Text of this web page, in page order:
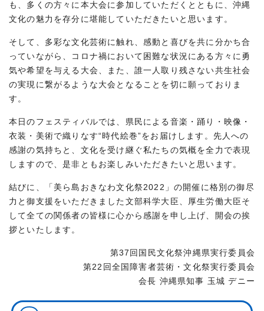
も、多くの方々に本大会に参加していただくとともに、沖縄
文化の魅力を存分に堪能していただきたいと思います。
そして、多彩な文化芸術に触れ、感動と喜びを共に分かち合
っていながら、コロナ禍において困難な状況にある方々に勇
気や希望を与える大会、また、誰一人取り残さない共生社会
の実現に繋がるような大会となることを切に願っておりま
す。
本日のフェスティバルでは、県民による音楽・踊り・映像・
衣装・美術で織りなす“時代絵巻”をお届けします。先人への
感謝の気持ちと、文化を受け継ぐ私たちの気概を全力で表現
しますので、是非ともお楽しみいただきたいと思います。
結びに、「美ら島おきなわ文化祭2022」の開催に格別の御尽
力と御支援をいただきました文部科学大臣、厚生労働大臣そ
して全ての関係者の皆様に心から感謝を申し上げ、開会の挨
拶といたします。
第37回国民文化祭沖縄県実行委員会
第22回全国障害者芸術・文化祭実行委員会
会長 沖縄県知事 玉城 デニー